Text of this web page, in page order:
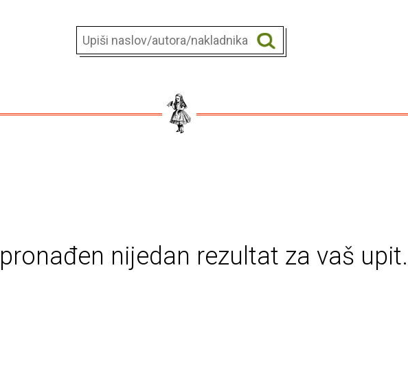
nijedan rezultat za vaš upit.